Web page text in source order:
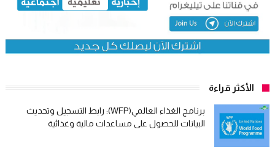
الأكثر قراءة
برنامج الغذاء العالمي(WFP): رابط التسجيل وتحديث
البيانات للحصول على مساعدات مالية وغذائية